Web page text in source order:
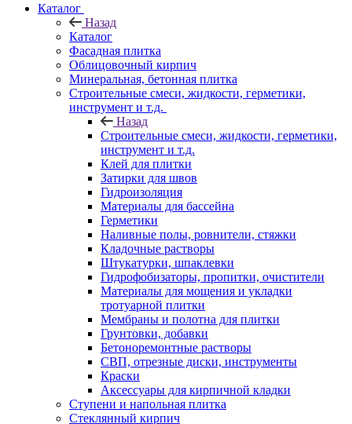
Каталог
Назад
Каталог
Фасадная плитка
Облицовочный кирпич
Минеральная, бетонная плитка
Строительные смеси, жидкости, герметики,
инструмент и т.д.
Назад
Строительные смеси, жидкости, герметики,
инструмент и т.д.
Клей для плитки
Затирки для швов
Гидроизоляция
Материалы для бассейна
Герметики
Наливные полы, ровнители, стяжки
Кладочные растворы
Штукатурки, шпаклевки
Гидрофобизаторы, пропитки, очистители
Материалы для мощения и укладки
тротуарной плитки
Мембраны и полотна для плитки
Грунтовки, добавки
Бетоноремонтные растворы
СВП, отрезные диски, инструменты
Краски
Аксессуары для кирпичной кладки
Ступени и напольная плитка
Cтеклянный кирпич